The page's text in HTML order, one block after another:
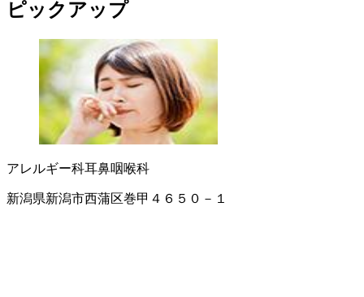
ピックアップ
アレルギー科耳鼻咽喉科
新潟県新潟市西蒲区巻甲４６５０－１